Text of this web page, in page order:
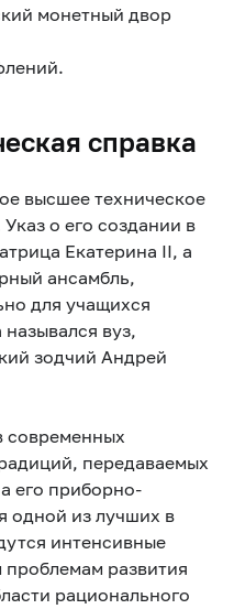
монетный двор
справка
высшее техническое
о его создании в
Екатерина II, а
ансамбль,
для учащихся
вуз,
зодчий Андрей
современных
передаваемых
его приборно-
одной из лучших в
интенсивные
развития
рационального